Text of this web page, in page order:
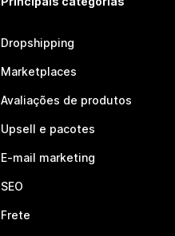
Dropshipping
Marketplaces
Avaliações de produtos
Upsell e pacotes
E-mail marketing
SEO
Frete